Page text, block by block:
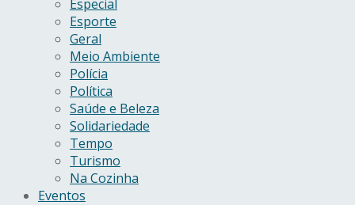
Especial
Esporte
Geral
Meio Ambiente
Polícia
Política
Saúde e Beleza
Solidariedade
Tempo
Turismo
Na Cozinha
Eventos